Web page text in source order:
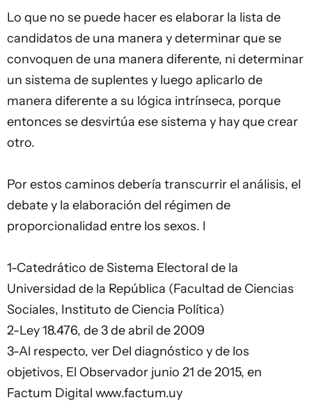
Lo que no se puede hacer es elaborar la lista de
candidatos de una manera y determinar que se
convoquen de una manera diferente, ni determinar
un sistema de suplentes y luego aplicarlo de
manera diferente a su lógica intrínseca, porque
entonces se desvirtúa ese sistema y hay que crear
otro.
Por estos caminos debería transcurrir el análisis, el
debate y la elaboración del régimen de
proporcionalidad entre los sexos. l
1-Catedrático de Sistema Electoral de la
Universidad de la República (Facultad de Ciencias
Sociales, Instituto de Ciencia Política)
2-Ley 18.476, de 3 de abril de 2009
3-Al respecto, ver Del diagnóstico y de los
objetivos, El Observador junio 21 de 2015, en
Factum Digital www.factum.uy